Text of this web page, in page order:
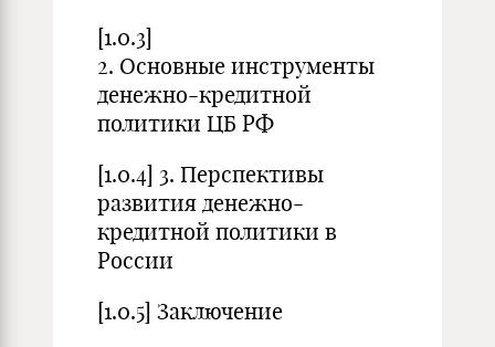
[1.0.3]
2. Основные инструменты
денежно-кредитной
политики ЦБ РФ
[1.0.4] 3. Перспективы
развития денежно-
кредитной политики в
России
[1.0.5] Заключение